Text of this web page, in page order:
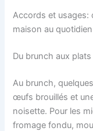
Accords et usages:
maison au quotidien
Du brunch aux
Au brunch,
œufs brouillés et
noisette. Pour les
fromage fondu,